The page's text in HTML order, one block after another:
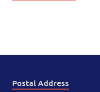
Postal Address